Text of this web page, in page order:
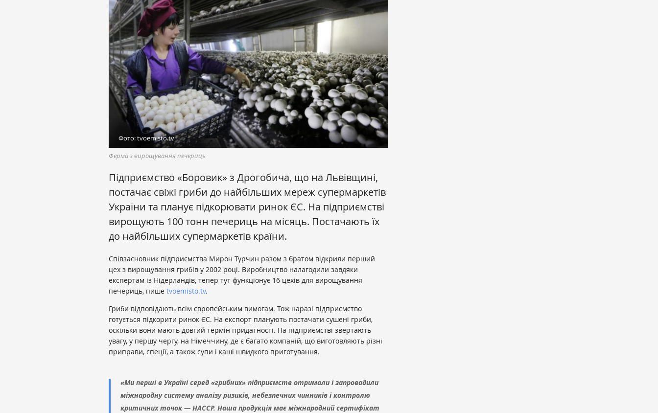
Фото: tvoemisto.tv
Ферма з вирощування печериць
Підприємство «Боровик» з Дрогобича, що на Львівщині,
постачає свіжі гриби до найбільших мереж супермаркетів
України та планує підкорювати ринок ЄС. На підприємстві
вирощують 100 тонн печериць на місяць. Постачають їх
до найбільших супермаркетів країни.
Співзасновник підприємства Мирон Турчин разом з братом відкрили перший
цех з вирощування грибів у 2002 році. Виробництво налагодили завдяки
експертам із Нідерландів, тепер тут функціонує 16 цехів для вирощування
печериць, пише tvoemisto.tv.
Гриби відповідають всім європейським вимогам. Тож наразі підприємство
готується підкорити ринок ЄС. На експорт планують постачати сушені гриби,
оскільки вони мають довгий термін придатності. На підприємстві звертають
увагу, у першу чергу, на Німеччину, де є багато компаній, що виготовляють різні
приправи, спеції, а також супи і каші швидкого приготування.
«Ми перші в Україні серед «грибних» підприємств отримали і запровадили
міжнародну систему аналізу ризиків, небезпечних чинників і контролю
критичних точок — НАССР. Наша продукція має міжнародний сертифікат